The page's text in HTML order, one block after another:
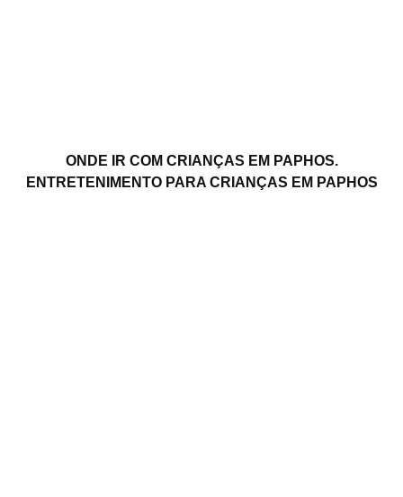
ONDE IR COM CRIANÇAS EM PAPHOS.
ENTRETENIMENTO PARA CRIANÇAS EM PAPHOS